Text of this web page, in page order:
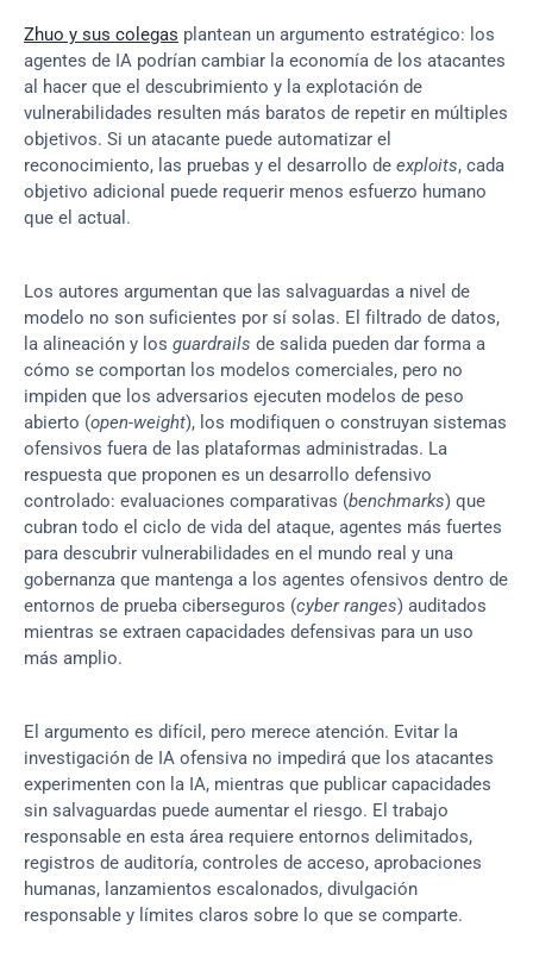
Zhuo y sus colegas plantean un argumento estratégico: los
agentes de IA podrían cambiar la economía de los atacantes
al hacer que el descubrimiento y la explotación de
vulnerabilidades resulten más baratos de repetir en múltiples
objetivos. Si un atacante puede automatizar el
reconocimiento, las pruebas y el desarrollo de exploits, cada
objetivo adicional puede requerir menos esfuerzo humano
que el actual.
Los autores argumentan que las salvaguardas a nivel de
modelo no son suficientes por sí solas. El filtrado de datos,
la alineación y los guardrails de salida pueden dar forma a
cómo se comportan los modelos comerciales, pero no
impiden que los adversarios ejecuten modelos de peso
abierto (open-weight), los modifiquen o construyan sistemas
ofensivos fuera de las plataformas administradas. La
respuesta que proponen es un desarrollo defensivo
controlado: evaluaciones comparativas (benchmarks) que
cubran todo el ciclo de vida del ataque, agentes más fuertes
para descubrir vulnerabilidades en el mundo real y una
gobernanza que mantenga a los agentes ofensivos dentro de
entornos de prueba ciberseguros (cyber ranges) auditados
mientras se extraen capacidades defensivas para un uso
más amplio.
El argumento es difícil, pero merece atención. Evitar la
investigación de IA ofensiva no impedirá que los atacantes
experimenten con la IA, mientras que publicar capacidades
sin salvaguardas puede aumentar el riesgo. El trabajo
responsable en esta área requiere entornos delimitados,
registros de auditoría, controles de acceso, aprobaciones
humanas, lanzamientos escalonados, divulgación
responsable y límites claros sobre lo que se comparte.